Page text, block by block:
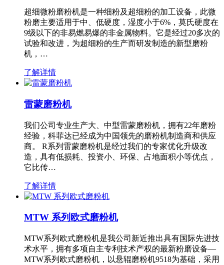
超细微粉磨粉机是一种细粉及超细粉的加工设备，此微
粉磨主要适用于中、低硬度，湿度小于6%，莫氏硬度在
9级以下的非易燃易爆的非金属物料。它是经过20多次的
试验和改进，为超细粉的生产而研发制造的新型磨粉
机，…
了解详情
雷蒙磨粉机
我们公司专业生产大、中型雷蒙磨粉机，拥有22年磨粉
经验，科菲达已经成为中国领先的磨粉机制造商和供应
商。 R系列雷蒙磨粉机是经过我们的专家优化升级改
造，具有低损耗、投资小、环保、占地面积小等优点，
它比传…
了解详情
MTW 系列欧式磨粉机
MTW系列欧式磨粉机是我公司新近推出具有国际先进技
术水平，拥有多项自主专利技术产权的最新粉磨设备—
MTW系列欧式磨粉机，以悬辊磨粉机9518为基础，采用